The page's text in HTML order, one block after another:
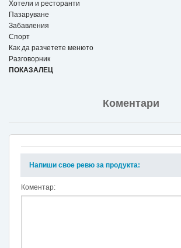
Хотели и ресторанти
Пазаруване
Забавления
Спорт
Как да разчетете менюто
Разговорник
ПОКАЗАЛЕЦ
Коментари
Напиши свое ревю за продукта:
Коментар: